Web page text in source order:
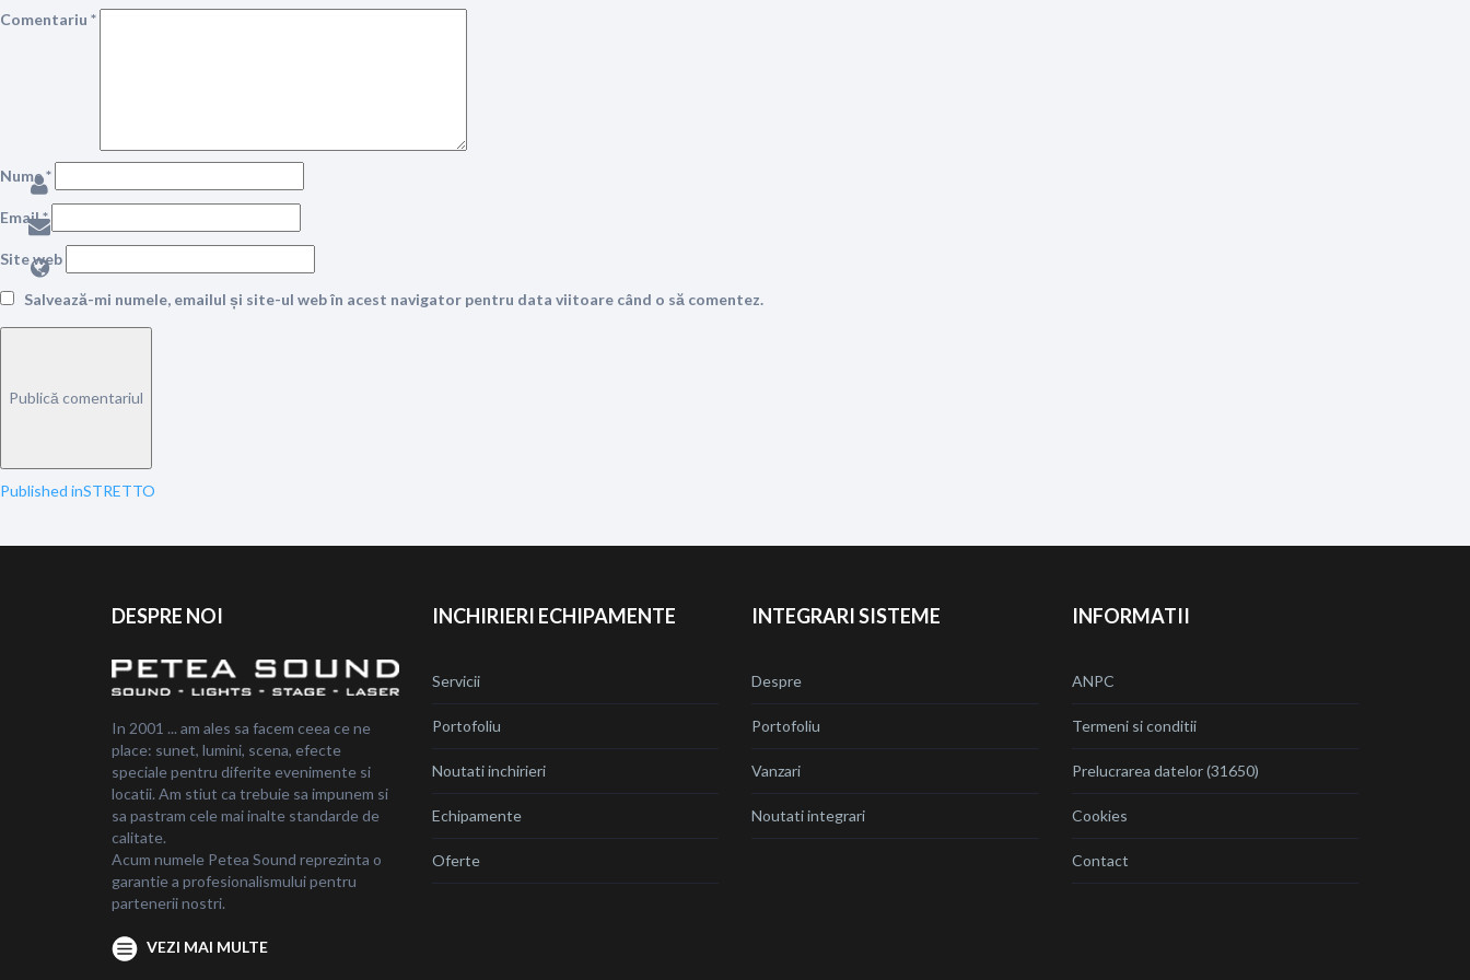
Comentariu *
Nume*
Email*
Site web
Salvează-mi numele, emailul și site-ul web în acest navigator pentru data viitoare când o să comentez.
Navigare
Published inSTRETTO
DESPRE NOI
In 2001 ... am ales sa facem ceea ce ne
place: sunet, lumini, scena, efecte
speciale pentru diferite evenimente si
locatii. Am stiut ca trebuie sa impunem si
sa pastram cele mai inalte standarde de
calitate.
Acum numele Petea Sound reprezinta o
garantie a profesionalismului pentru
partenerii nostri.
VEZI MAI MULTE
INCHIRIERI ECHIPAMENTE
Servicii
Portofoliu
Noutati inchirieri
Echipamente
Oferte
INTEGRARI SISTEME
Despre
Portofoliu
Vanzari
Noutati integrari
INFORMATII
ANPC
Termeni si conditii
Prelucrarea datelor (31650)
Cookies
Contact